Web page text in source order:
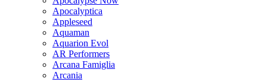
Apocalyptica
Appleseed
Aquaman
Aquarion Evol
AR Performers
Arcana Famiglia
Arcania